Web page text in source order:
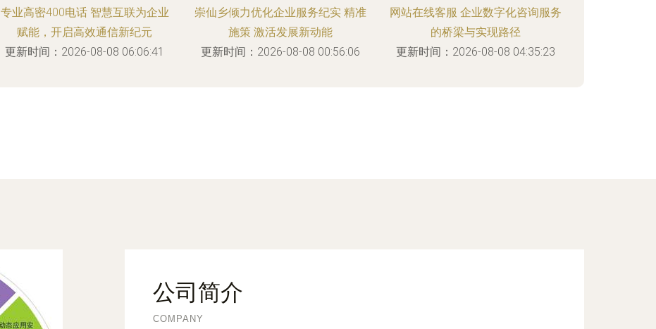
专业高密400电话 智慧互联为企业
赋能，开启高效通信新纪元
更新时间：2026-08-08 06:06:41
崇仙乡倾力优化企业服务纪实 精准
施策 激活发展新动能
更新时间：2026-08-08 00:56:06
网站在线客服 企业数字化咨询服务
的桥梁与实现路径
更新时间：2026-08-08 04:35:23
公司简介
COMPANY